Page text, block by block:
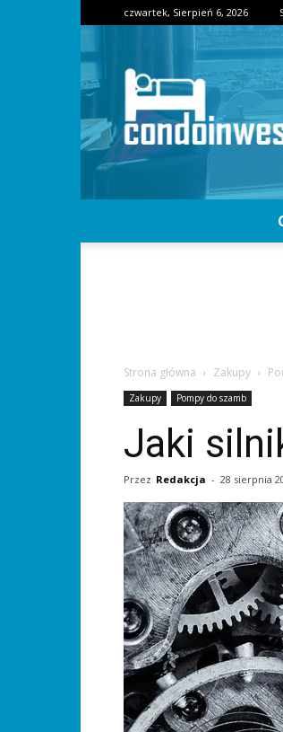
czwartek, Sierpień 6, 2026
Strona główna Zakupy
Zakupy Pompy do szamb
Jaki
Przez Redakcja - 28 sierpnia